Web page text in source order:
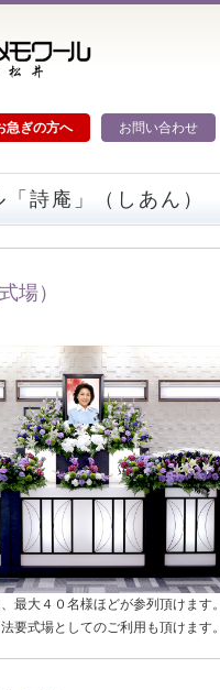
急ぎの方へ お問い合わせ
「詩庵」（しあん）
場）
最大４０名様ほどが参列頂けます。
要式場としてのご利用も頂けます。